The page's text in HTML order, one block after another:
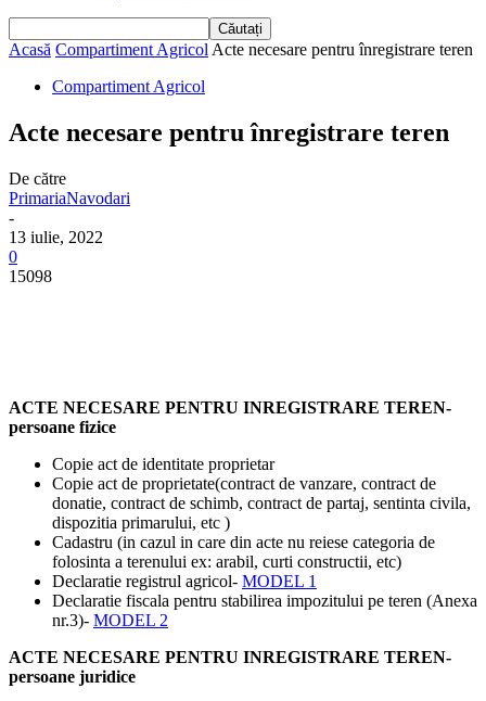
Acasă Compartiment Agricol Acte necesare pentru înregistrare teren
Compartiment Agricol
Acte necesare pentru înregistrare teren
De către
PrimariaNavodari
-
13 iulie, 2022
0
15098
ACTE NECESARE PENTRU INREGISTRARE TEREN-
persoane fizice
Copie act de identitate proprietar
Copie act de proprietate(contract de vanzare, contract de
donatie, contract de schimb, contract de partaj, sentinta civila,
dispozitia primarului, etc )
Cadastru (in cazul in care din acte nu reiese categoria de
folosinta a terenului ex: arabil, curti constructii, etc)
Declaratie registrul agricol- MODEL 1
Declaratie fiscala pentru stabilirea impozitului pe teren (Anexa
nr.3)- MODEL 2
ACTE NECESARE PENTRU INREGISTRARE TEREN-
persoane juridice